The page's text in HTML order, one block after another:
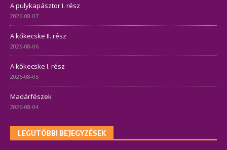
A pulykapásztor I. rész
2026-08-07
A kőkecske II. rész
2026-08-06
A kőkecske I. rész
2026-08-05
Madárfészek
2026-08-04
LEGUTÓBBI BEJEGYZÉSEK